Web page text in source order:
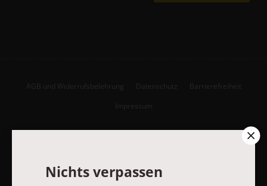
AGB und Widerrufsbelehrung Datenschutz Barrierefreiheit
Impressum
Nichts verpassen